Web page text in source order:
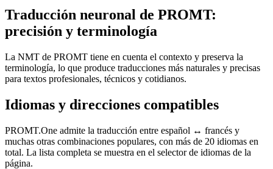
Traducción neuronal de PROMT:
precisión y terminología
La NMT de PROMT tiene en cuenta el contexto y preserva la
terminología, lo que produce traducciones más naturales y precisas
para textos profesionales, técnicos y cotidianos.
Idiomas y direcciones compatibles
PROMT.One admite la traducción entre español ↔ francés y
muchas otras combinaciones populares, con más de 20 idiomas en
total. La lista completa se muestra en el selector de idiomas de la
página.